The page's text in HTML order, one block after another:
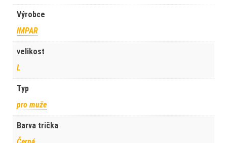
Výrobce
IMPAR
velikost
L
Typ
pro muže
Barva trička